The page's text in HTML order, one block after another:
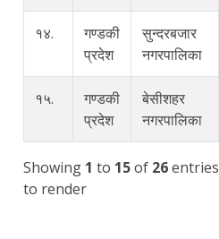
१४.
गण्डकी
प्रदेश
सुन्दरबजार
नगरपालिका
१५.
गण्डकी
प्रदेश
बेसीशहर
नगरपालिका
Showing 1 to 15of 26entries
to render